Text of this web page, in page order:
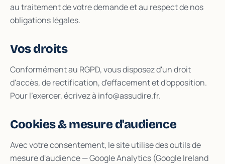
au traitement de votre demande et au respect de nos
obligations légales.
Vos droits
Conformément au RGPD, vous disposez d'un droit
d'accès, de rectification, d'effacement et d'opposition.
Pour l'exercer, écrivez à info@assudire.fr.
Cookies & mesure d'audience
Avec votre consentement, le site utilise des outils de
mesure d'audience — Google Analytics (Google Ireland